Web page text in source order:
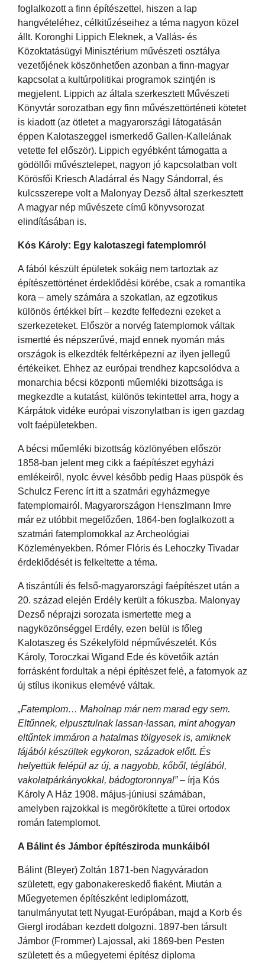
foglalkozott a finn építészettel, hiszen a lap
hangvételéhez, célkitűzéseihez a téma nagyon közel
állt. Koronghi Lippich Eleknek, a Vallás- és
Közoktatásügyi Minisztérium művészeti osztálya
vezetőjének köszönhetően azonban a finn-magyar
kapcsolat a kultúrpolitikai programok szintjén is
megjelent. Lippich az általa szerkesztett Művészeti
Könyvtár sorozatban egy finn művészettörténeti kötetet
is kiadott (az ötletet a magyarországi látogatásán
éppen Kalotaszeggel ismerkedő Gallen-Kallelának
vetette fel először). Lippich egyébként támogatta a
gödöllői művésztelepet, nagyon jó kapcsolatban volt
Körösfői Kriesch Aladárral és Nagy Sándorral, és
kulcsszerepe volt a Malonyay Dezső által szerkesztett
A magyar nép művészete című könyvsorozat
elindításában is.
Kós Károly: Egy kalotaszegi fatemplomról
A fából készült épületek sokáig nem tartoztak az
építészettörténet érdeklődési körébe, csak a romantika
kora – amely számára a szokatlan, az egzotikus
különös értékkel bírt – kezdte felfedezni ezeket a
szerkezeteket. Először a norvég fatemplomok váltak
ismertté és népszerűvé, majd ennek nyomán más
országok is elkezdték feltérképezni az ilyen jellegű
értékeiket. Ehhez az európai trendhez kapcsolódva a
monarchia bécsi központi műemléki bizottsága is
megkezdte a kutatást, különös tekintettel arra, hogy a
Kárpátok vidéke európai viszonylatban is igen gazdag
volt faépületekben.
A bécsi műemléki bizottság közlönyében először
1858-ban jelent meg cikk a faépítészet egyházi
emlékeiről, nyolc évvel később pedig Haas püspök és
Schulcz Ferenc írt itt a szatmári egyházmegye
fatemplomairól. Magyarországon Henszlmann Imre
már ez utóbbit megelőzően, 1864-ben foglalkozott a
szatmári fatemplomokkal az Archeológiai
Közleményekben. Rómer Flóris és Lehoczky Tivadar
érdeklődését is felkeltette a téma.
A tiszántúli és felső-magyarországi faépítészet után a
20. század elején Erdély került a fókuszba. Malonyay
Dezső néprajzi sorozata ismertette meg a
nagyközönséggel Erdély, ezen belül is főleg
Kalotaszeg és Székelyföld népművészetét. Kós
Károly, Toroczkai Wigand Ede és követőik aztán
forrásként fordultak a népi építészet felé, a fatornyok az
új stílus ikonikus elemévé váltak.
„Fatemplom… Maholnap már nem marad egy sem.
Eltűnnek, elpusztulnak lassan-lassan, mint ahogyan
eltűntek immáron a hatalmas tölgyesek is, amiknek
fájából készültek egykoron, századok előtt. És
helyettük felépül az új, a nagyobb, kőből, téglából,
vakolatpárkányokkal, bádogtoronnyal”– írja Kós
Károly A Ház 1908. május-júniusi számában,
amelyben rajzokkal is megörökítette a türei ortodox
román fatemplomot.
A Bálint és Jámbor építésziroda munkáiból
Bálint (Bleyer) Zoltán 1871-ben Nagyváradon
született, egy gabonakereskedő fiaként. Miután a
Műegyetemen építészként lediplomázott,
tanulmányutat tett Nyugat-Európában, majd a Korb és
Giergl irodában kezdett dolgozni. 1897-ben társult
Jámbor (Frommer) Lajossal, aki 1869-ben Pesten
született és a műegyetemi építész diploma